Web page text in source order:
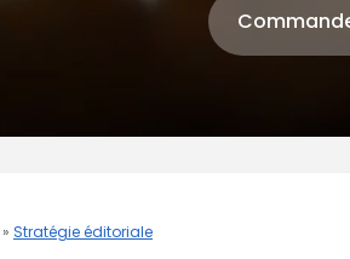
» Stratégie éditoriale